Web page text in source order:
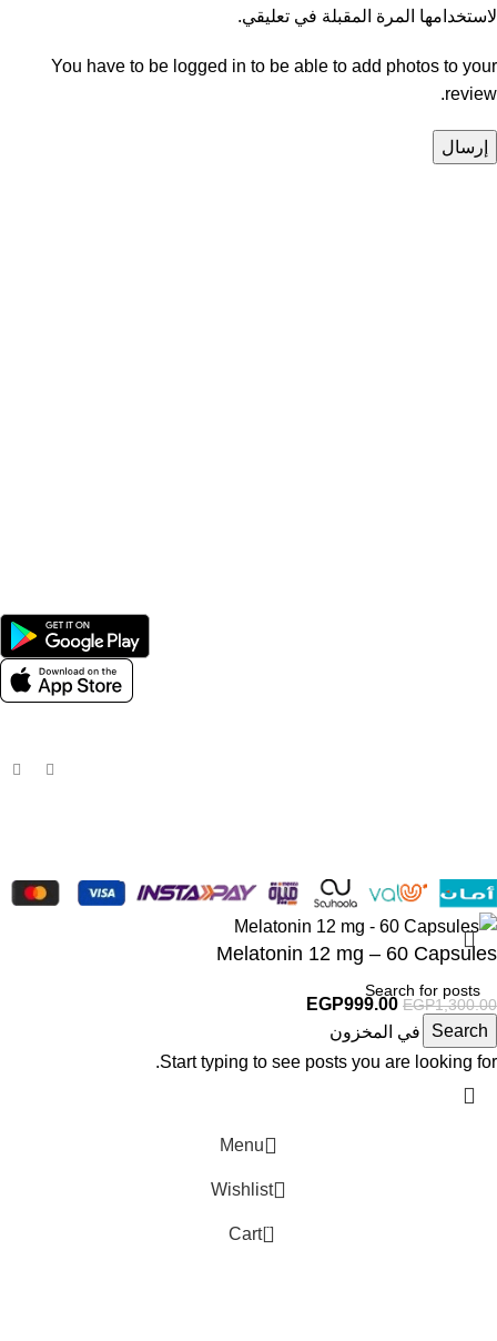
لاستخدامها المرة المقبلة في تعليقي.
You have to be logged in to be able to add photos to your
review.
Search
Start typing to see posts you are looking for.
Melatonin 12 mg – 60 Capsules
EGP1,300.00
EGP999.00
غير متوفر في المخزون
Menu
Wishlist
0
Cart